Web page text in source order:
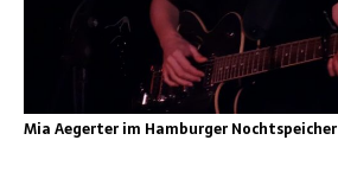
Mia Aegerter im Hamburger Nochtspeicher